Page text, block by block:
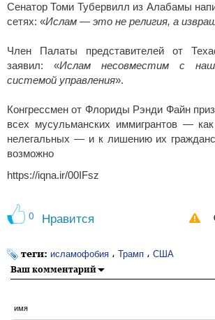
Сенатор Томи Тубервилл из Алабамы
сетях: «Ислам — это не религия, а
Член Палаты представителей от
заявил: «Ислам несовместим с
системой управления».
Конгрессмен от Флориды Рэнди Файн
всех мусульманских иммигрантов —
нелегальных — и к лишению их
возможно
https://iqna.ir/00IFsz
0 Нравится
теги: исламофобия ، Трамп ، США
Ваш комментарий
имя